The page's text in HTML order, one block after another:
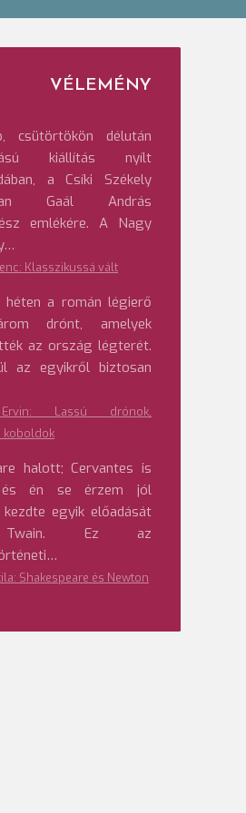
VÉLEMÉNY
csütörtökön délután
kiállítás nyílt
a Csíki Székely
Gaál András
emlékére. A Nagy
Klasszikussá vált
a román légierő
drónt, amelyek
az ország légterét.
az egyikről biztosan
Lassú drónok,
koboldok
halott; Cervantes is
én se érzem jól
egyik előadását
Ez az
Shakespeare és Newton